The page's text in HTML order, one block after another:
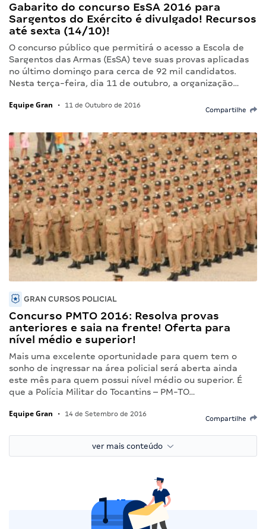
Gabarito do concurso EsSA 2016 para
Sargentos do Exército é divulgado! Recursos
até sexta (14/10)!
O concurso público que permitirá o acesso a Escola de
Sargentos das Armas (EsSA) teve suas provas aplicadas
no último domingo para cerca de 92 mil candidatos.
Nesta terça-feira, dia 11 de outubro, a organização…
Equipe Gran • 11 de Outubro de 2016
Compartilhe
GRAN CURSOS POLICIAL
Concurso PMTO 2016: Resolva provas
anteriores e saia na frente! Oferta para
nível médio e superior!
Mais uma excelente oportunidade para quem tem o
sonho de ingressar na área policial será aberta ainda
este mês para quem possui nível médio ou superior. É
que a Polícia Militar do Tocantins – PM-TO…
Equipe Gran • 14 de Setembro de 2016
Compartilhe
ver mais conteúdo